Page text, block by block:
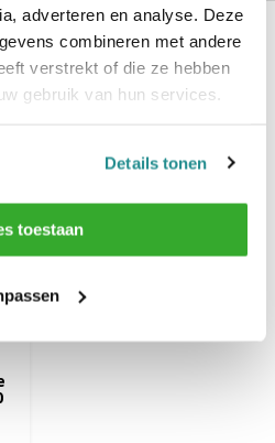
adverteren en analyse. Deze
combineren met andere
verstrekt of die ze hebben
gebruik van hun services.
Details tonen
toestaan